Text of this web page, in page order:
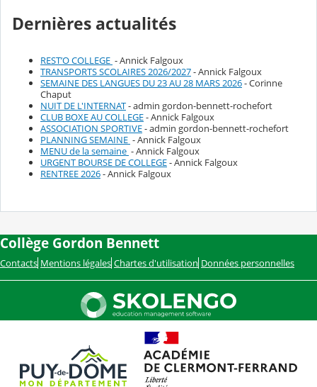
Dernières actualités
REST’O COLLEGE - Annick Falgoux
TRANSPORTS SCOLAIRES 2026/2027- Annick Falgoux
SEMAINE DES LANGUES DU 23 AU 28 MARS 2026- Corinne
Chaput
NUIT DE L'INTERNAT- admin gordon-bennett-rochefort
CLUB BOXE AU COLLEGE- Annick Falgoux
ASSOCIATION SPORTIVE- admin gordon-bennett-rochefort
PLANNING SEMAINE - Annick Falgoux
MENU de la semaine - Annick Falgoux
URGENT BOURSE DE COLLEGE- Annick Falgoux
RENTREE 2026- Annick Falgoux
Collège Gordon Bennett
Contacts Mentions légales Chartes d'utilisation Données personnelles